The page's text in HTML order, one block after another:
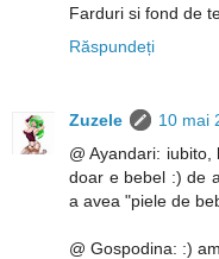
Farduri si fond de
Răspundeți
Zuzele
10 mai
@ Ayandari:
doar e bebel :) de
a avea "piele de
@ Gospodina: :)